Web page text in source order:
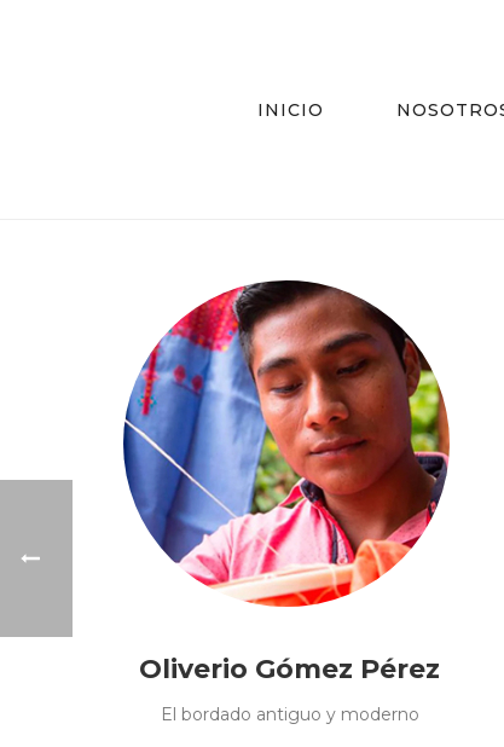
INICIO
Oliverio Gómez Pérez
El bordado antiguo y moderno